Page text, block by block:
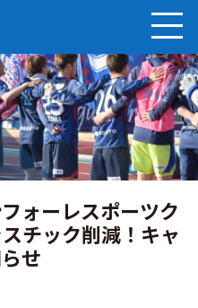
ォーレスポーツク
チック削減！キャ
せ